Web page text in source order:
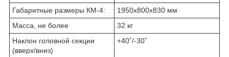
Габаритные размеры КМ-4:
1950х800х830 мм
Масса, не более
32 кг
Наклон головной секции
(вверх/вниз)
+40˚/-30˚